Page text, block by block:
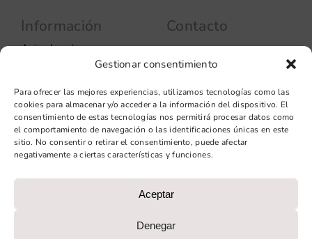
Gestionar consentimiento
Para ofrecer las mejores experiencias, utilizamos tecnologías como las
cookies para almacenar y/o acceder a la información del dispositivo. El
consentimiento de estas tecnologías nos permitirá procesar datos como
el comportamiento de navegación o las identificaciones únicas en este
sitio. No consentir o retirar el consentimiento, puede afectar
negativamente a ciertas características y funciones.
Aceptar
Denegar
Información
Aviso legal
Política de privacidad
cookies
Condiciones de venta
Condiciones generales de
contratación
Diseño web: qualitystudio
Contacto
08037 – Barcelona
+34 93 706 51 69
hello@vinilook.net
NEXT GENERATION (EU) DEL MECANISMO DE
RECUPERACIÓN Y RESILIENCIA